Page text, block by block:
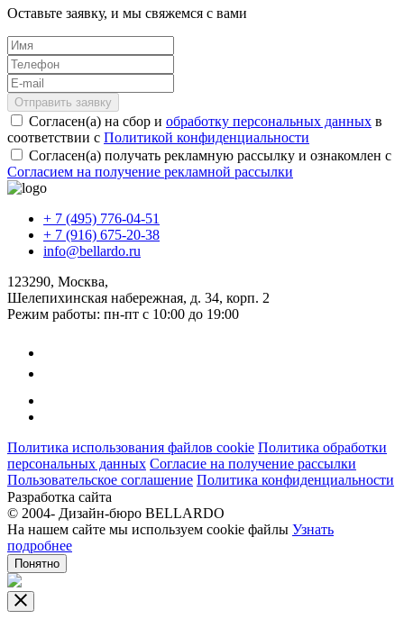
Оставьте заявку, и мы свяжемся с вами
Отправить заявку
Согласен(а) на сбор и обработку персональных данных в
соответствии с Политикой конфиденциальности
Согласен(а) получать рекламную рассылку и ознакомлен с
Согласием на получение рекламной рассылки
+ 7 (495) 776-04-51
+ 7 (916) 675-20-38
info@bellardo.ru
123290, Москва,
Шелепихинская набережная, д. 34, корп. 2
Режим работы: пн-пт с 10:00 до 19:00
Политика использования файлов cookie Политика обработки
персональных данных Согласие на получение рассылки
Пользовательское соглашение Политика конфиденциальности
Разработка сайта
© 2004- Дизайн-бюро BELLARDO
На нашем сайте мы используем cookie файлы Узнать
подробнее
Понятно